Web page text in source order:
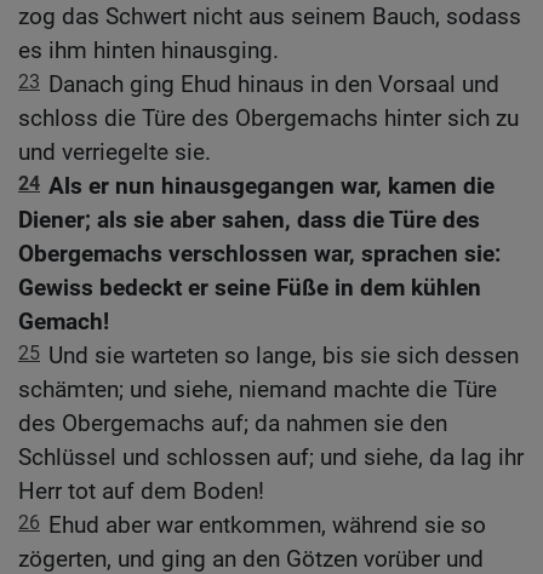
zog das Schwert nicht aus seinem Bauch, sodass
es ihm hinten hinausging.
23 Danach ging Ehud hinaus in den Vorsaal und
schloss die Türe des Obergemachs hinter sich zu
und verriegelte sie.
24 Als er nun hinausgegangen war, kamen die
Diener; als sie aber sahen, dass die Türe des
Obergemachs verschlossen war, sprachen sie:
Gewiss bedeckt er seine Füße in dem kühlen
Gemach!
25 Und sie warteten so lange, bis sie sich dessen
schämten; und siehe, niemand machte die Türe
des Obergemachs auf; da nahmen sie den
Schlüssel und schlossen auf; und siehe, da lag ihr
Herr tot auf dem Boden!
26 Ehud aber war entkommen, während sie so
zögerten, und ging an den Götzen vorüber und